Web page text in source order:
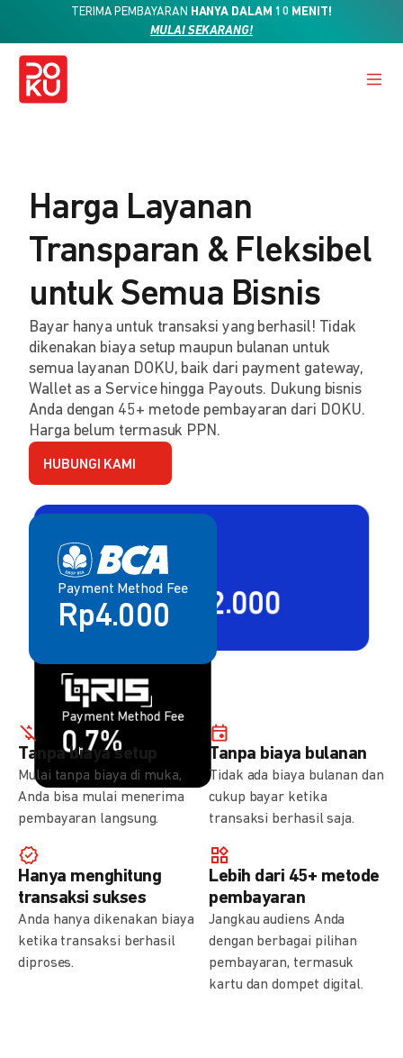
TERIMA PEMBAYARAN HANYA DALAM 10 MENIT!
MULAI SEKARANG!
Harga Layanan
Transparan & Fleksibel
untuk Semua Bisnis
Bayar hanya untuk transaksi yang berhasil! Tidak
dikenakan biaya setup maupun bulanan untuk
semua layanan DOKU, baik dari payment gateway,
Wallet as a Service hingga Payouts. Dukung bisnis
Anda dengan 45+ metode pembayaran dari DOKU.
Harga belum termasuk PPN.
HUBUNGI KAMI
Payment Method Fee
Rp4.000
Payment Method Fee
2,80% + Rp2.000
Payment Method Fee
0,7%
Payment Method Fee
1,5%
Tanpa biaya setup
Mulai tanpa biaya di muka,
Anda bisa mulai menerima
pembayaran langsung.
Tanpa biaya bulanan
Tidak ada biaya bulanan dan
cukup bayar ketika
transaksi berhasil saja.
Hanya menghitung
transaksi sukses
Anda hanya dikenakan biaya
ketika transaksi berhasil
diproses.
Lebih dari 45+ metode
pembayaran
Jangkau audiens Anda
dengan berbagai pilihan
pembayaran, termasuk
kartu dan dompet digital.